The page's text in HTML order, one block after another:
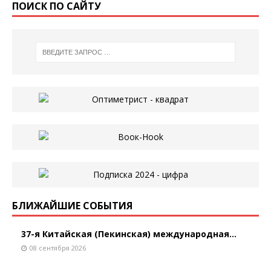
ПОИСК ПО САЙТУ
БЛИЖАЙШИЕ СОБЫТИЯ
37-я Китайская (Пекинская) международная...
08 сентября 2026